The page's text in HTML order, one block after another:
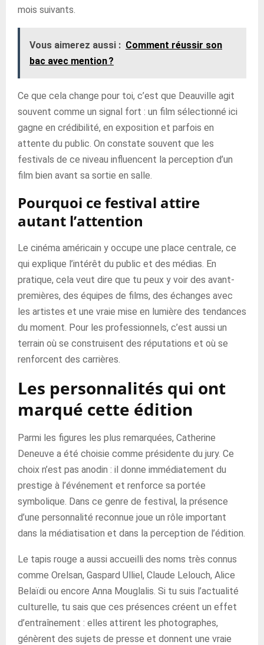
mois suivants.
Vous aimerez aussi : Comment réussir son
bac avec mention ?
Ce que cela change pour toi, c’est que Deauville agit
souvent comme un signal fort : un film sélectionné ici
gagne en crédibilité, en exposition et parfois en
attente du public. On constate souvent que les
festivals de ce niveau influencent la perception d’un
film bien avant sa sortie en salle.
Pourquoi ce festival attire
autant l’attention
Le cinéma américain y occupe une place centrale, ce
qui explique l’intérêt du public et des médias. En
pratique, cela veut dire que tu peux y voir des avant-
premières, des équipes de films, des échanges avec
les artistes et une vraie mise en lumière des tendances
du moment. Pour les professionnels, c’est aussi un
terrain où se construisent des réputations et où se
renforcent des carrières.
Les personnalités qui ont
marqué cette édition
Parmi les figures les plus remarquées, Catherine
Deneuve a été choisie comme présidente du jury. Ce
choix n’est pas anodin : il donne immédiatement du
prestige à l’événement et renforce sa portée
symbolique. Dans ce genre de festival, la présence
d’une personnalité reconnue joue un rôle important
dans la médiatisation et dans la perception de l’édition.
Le tapis rouge a aussi accueilli des noms très connus
comme Orelsan, Gaspard Ulliel, Claude Lelouch, Alice
Belaïdi ou encore Anna Mouglalis. Si tu suis l’actualité
culturelle, tu sais que ces présences créent un effet
d’entraînement : elles attirent les photographes,
génèrent des sujets de presse et donnent une vraie